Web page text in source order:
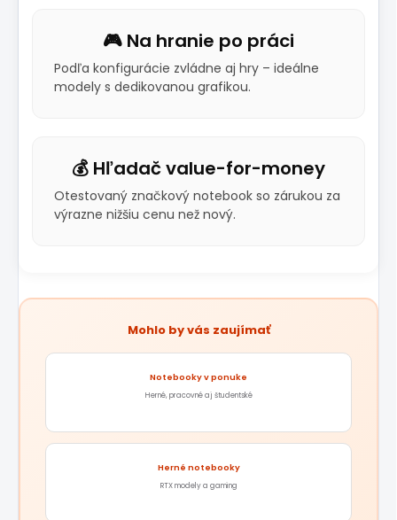
🎮 Na hranie po práci
Podľa konfigurácie zvládne aj hry – ideálne
modely s dedikovanou grafikou.
💰 Hľadač value-for-money
Otestovaný značkový notebook so zárukou za
výrazne nižšiu cenu než nový.
Mohlo by vás zaujímať
Notebooky v ponuke
Herné, pracovné aj študentské
Herné notebooky
RTX modely a gaming